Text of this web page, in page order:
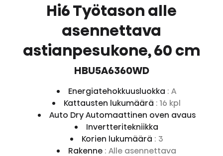
Hi6 Työtason alle
asennettava
astianpesukone, 60 cm
HBU5A6360WD
Energiatehokkuusluokka : A
Kattausten lukumäärä : 16 kpl
Auto Dry Automaattinen oven avaus
Invertteritekniikka
Korien lukumäärä : 3
Rakenne : Alle asennettava